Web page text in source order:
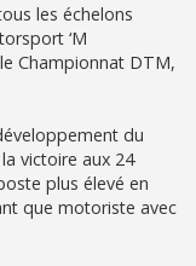
les échelons
‘M
Championnat DTM,
du
victoire aux 24
plus élevé en
que motoriste avec